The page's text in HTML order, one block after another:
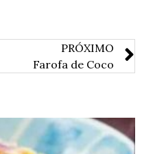
PRÓXIMO
Farofa de Coco